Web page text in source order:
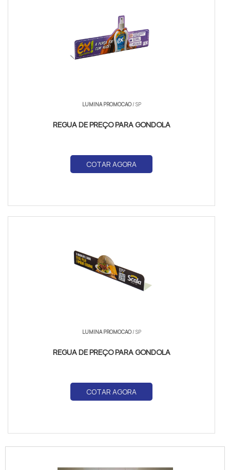
LUMINA PROMOCAO/ SP
REGUA DE PREÇO PARA GONDOLA
COTAR AGORA
LUMINA PROMOCAO/ SP
REGUA DE PREÇO PARA GONDOLA
COTAR AGORA